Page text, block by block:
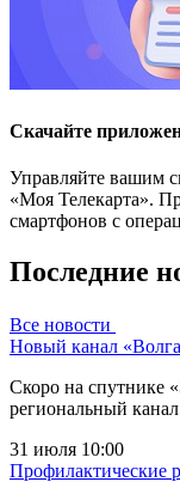
Скачайте
Управляйте вашим
«Моя Телекарта».
смартфонов с
Последние
Все новости
Новый канал
Скоро на спутнике
региональный
31 июля 10:00
Профилактические